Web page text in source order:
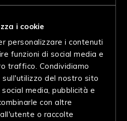
i cookie
personalizzare i contenuti
funzioni di social media e
traffico. Condividiamo
del nostro sito
media, pubblicità e
con altre
o raccolte